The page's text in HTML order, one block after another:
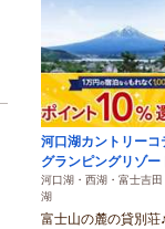
河口湖カントリーコ
グランピングリゾー
河口湖・西湖・富士吉
湖
富士山の麓の貸別荘